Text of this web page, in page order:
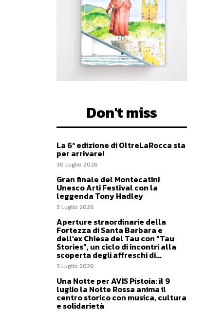
Don't miss
La 6ª edizione di OltreLaRocca sta
per arrivare!
30 Luglio 2026
Gran finale del Montecatini
Unesco Arti Festival con la
leggenda Tony Hadley
3 Luglio 2026
Aperture straordinarie della
Fortezza di Santa Barbara e
dell’ex Chiesa del Tau con “Tau
Stories”, un ciclo di incontri alla
scoperta degli affreschi di...
3 Luglio 2026
Una Notte per AVIS Pistoia: il 9
luglio la Notte Rossa anima il
centro storico con musica, cultura
e solidarietà